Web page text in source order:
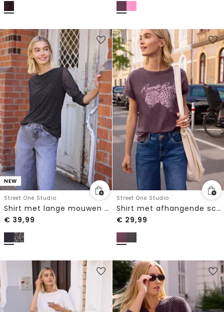
NEW
Street One Studio
Shirt met lange mouwen van mesh met print
€ 39,99
Street One Studio
Shirt met afhangende schouders in washed-look
€ 29,99